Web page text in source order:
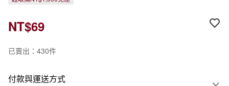
NT$69
已賣出：430件
付款與運送方式